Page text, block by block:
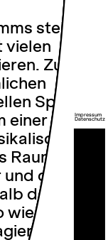
stehen
vielen
Zum
Sphären
einer
Raum
deren
der
wie mit den
Impressum
Datenschutz